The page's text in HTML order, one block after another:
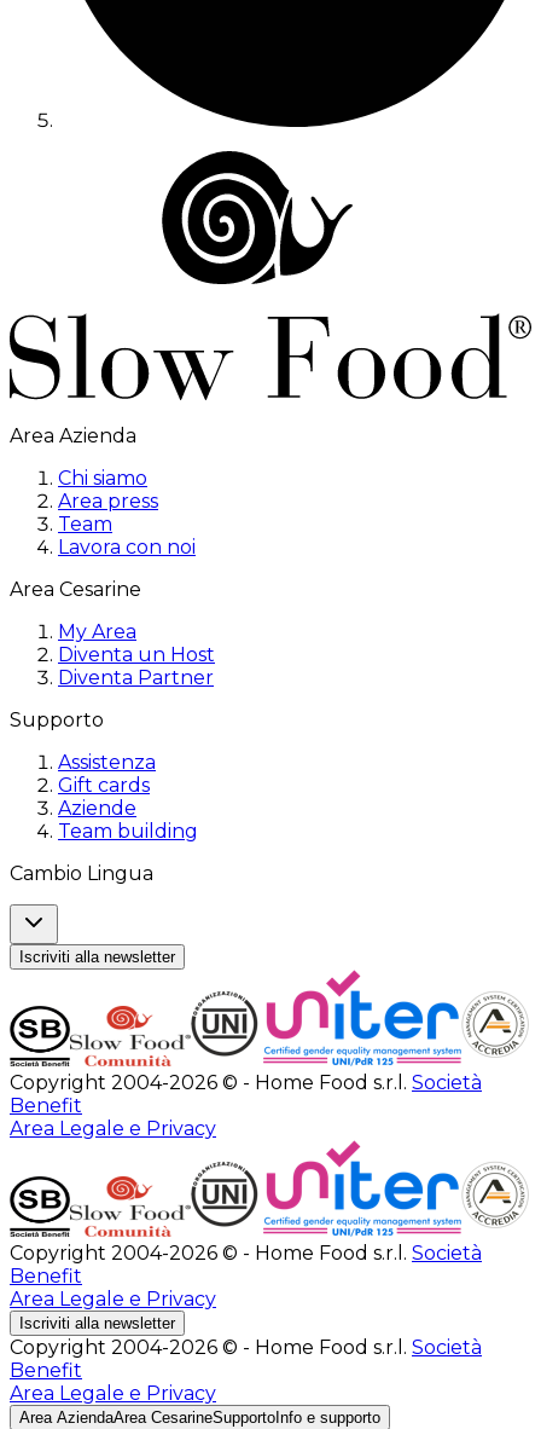
Area Azienda
Chi siamo
Area press
Team
Lavora con noi
Area Cesarine
My Area
Diventa un Host
Diventa Partner
Supporto
Assistenza
Gift cards
Aziende
Team building
Cambio Lingua
Iscriviti alla newsletter
Copyright 2004-2026 © - Home Food s.r.l. Società
Benefit
Area Legale e Privacy
Copyright 2004-2026 © - Home Food s.r.l. Società
Benefit
Area Legale e Privacy
Iscriviti alla newsletter
Copyright 2004-2026 © - Home Food s.r.l. Società
Benefit
Area Legale e Privacy
Area AziendaArea CesarineSupporto Info e supporto